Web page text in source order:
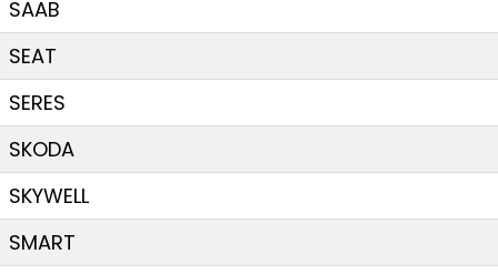
SAAB
SEAT
SERES
SKODA
SKYWELL
SMART